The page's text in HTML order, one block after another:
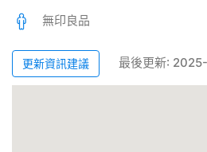
無印良品
更新資訊建議 最後更新: